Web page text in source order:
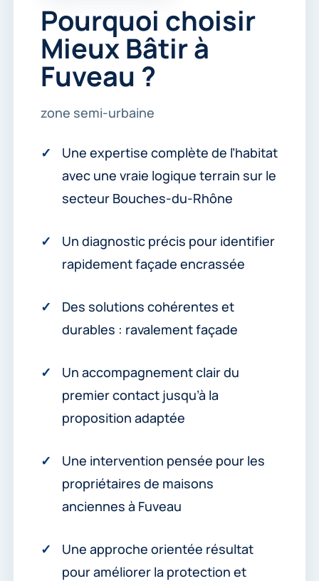
Pourquoi choisir
Mieux Bâtir à
Fuveau ?
zone semi-urbaine
Une expertise complète de l’habitat
avec une vraie logique terrain sur le
secteur Bouches-du-Rhône
Un diagnostic précis pour identifier
rapidement façade encrassée
Des solutions cohérentes et
durables : ravalement façade
Un accompagnement clair du
premier contact jusqu’à la
proposition adaptée
Une intervention pensée pour les
propriétaires de maisons
anciennes à Fuveau
Une approche orientée résultat
pour améliorer la protection et